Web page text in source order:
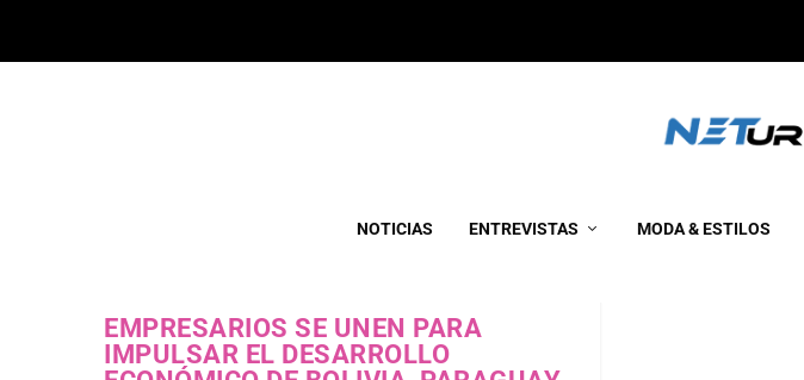
NOTICIAS ENTREVISTAS MODA & ESTILOS
EMPRESARIOS SE UNEN PARA
IMPULSAR EL DESARROLLO